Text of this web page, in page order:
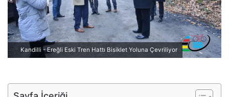
g
ö
n
m
Kandilli - Ereğli Eski Tren Hattı Bisiklet Yoluna Çevriliyor